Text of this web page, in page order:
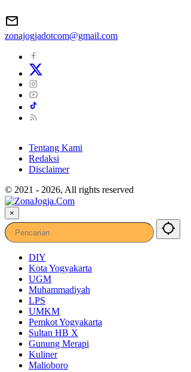
zonajogjadotcom@gmail.com
Tentang Kami
Redaksi
Disclaimer
© 2021 - 2026, All rights reserved
×
DIY
Kota Yogyakarta
UGM
Muhammadiyah
LPS
UMKM
Pemkot Yogyakarta
Sultan HB X
Gunung Merapi
Kuliner
Malioboro